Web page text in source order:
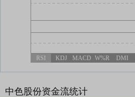
RSI KDJ MACD W%R DMI
中色股份资金流统计